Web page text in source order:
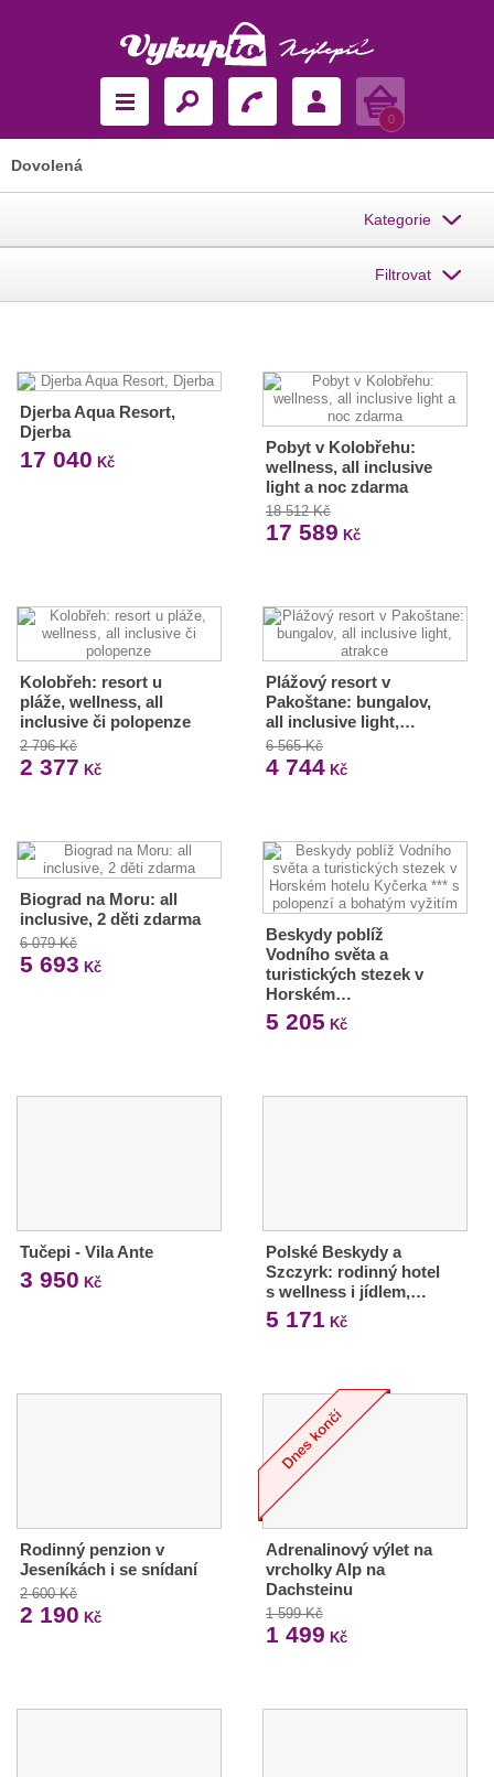
Košík
0
Dovolená
Kategorie
Filtrovat
Djerba Aqua Resort,
Djerba
17 040 Kč
Pobyt v Kolobřehu:
wellness, all inclusive
light a noc zdarma
18 512 Kč
17 589 Kč
Kolobřeh: resort u
pláže, wellness, all
inclusive či polopenze
2 796 Kč
2 377 Kč
Plážový resort v
Pakoštane: bungalov,
all inclusive light,…
6 565 Kč
4 744Kč
Biograd na Moru: all
inclusive, 2 děti zdarma
6 079 Kč
5 693 Kč
Beskydy poblíž
Vodního světa a
turistických stezek v
Horském…
5 205 Kč
Tučepi - Vila Ante
3 950 Kč
Polské Beskydy a
Szczyrk: rodinný hotel
s wellness i jídlem,…
5 171 Kč
Rodinný penzion v
Jeseníkách i se snídaní
2 600 Kč
2 190 Kč
Adrenalinový výlet na
vrcholky Alp na
Dachsteinu
1 599 Kč
1 499 Kč